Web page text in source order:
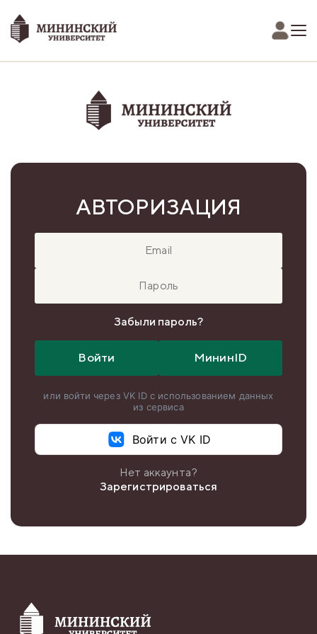
АВТОРИЗАЦИЯ
Забыли пароль?
Войти МининID
или войти через VK ID с использованием данных
из сервиса
Войти с VK ID
Нет аккаунта?
Зарегистрироваться